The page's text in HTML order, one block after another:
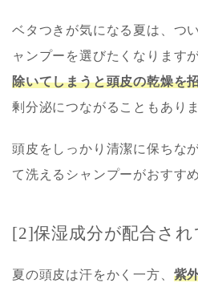
ベタつきが気になる夏は、つ
ャンプーを選びたくなりますが
除いてしまうと頭皮の乾燥を
剰分泌につながることもありま
頭皮をしっかり清潔に保ちな
て洗えるシャンプーがおすす
[2]保湿成分が配合さ
夏の頭皮は汗をかく一方、 紫